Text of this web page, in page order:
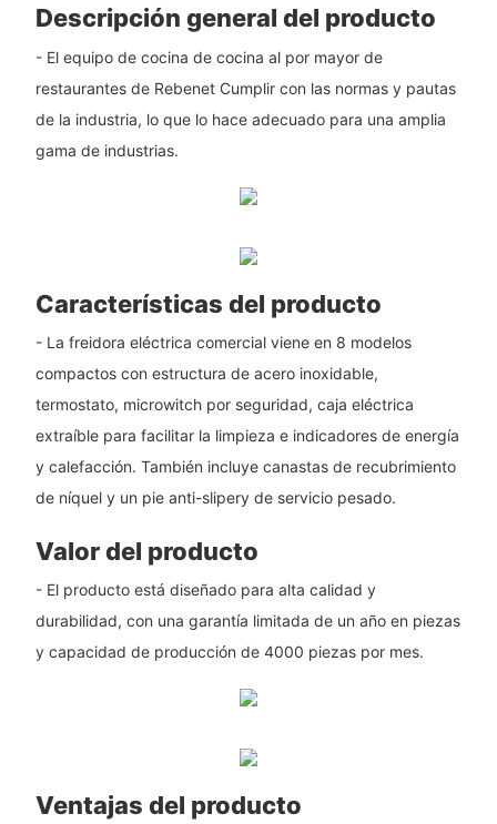
Descripción general del producto
- El equipo de cocina de cocina al por mayor de
restaurantes de Rebenet Cumplir con las normas y pautas
de la industria, lo que lo hace adecuado para una amplia
gama de industrias.
Características del producto
- La freidora eléctrica comercial viene en 8 modelos
compactos con estructura de acero inoxidable,
termostato, microwitch por seguridad, caja eléctrica
extraíble para facilitar la limpieza e indicadores de energía
y calefacción. También incluye canastas de recubrimiento
de níquel y un pie anti-slipery de servicio pesado.
Valor del producto
- El producto está diseñado para alta calidad y
durabilidad, con una garantía limitada de un año en piezas
y capacidad de producción de 4000 piezas por mes.
Ventajas del producto